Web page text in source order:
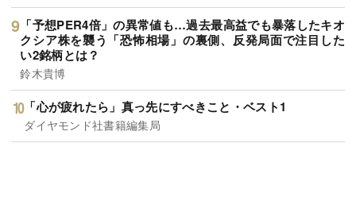
「予想PER4倍」の異常値も…過去最高益でも暴落したキオ
クシア株を襲う「恐怖相場」の裏側、反発局面で注目した
い2銘柄とは？
鈴木貴博
「心が疲れたら」真っ先にすべきこと・ベスト1
ダイヤモンド社書籍編集局